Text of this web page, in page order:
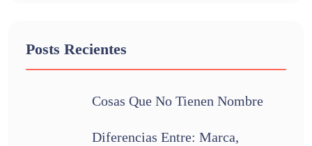
Posts Recientes
Cosas Que No Tienen Nombre
Diferencias Entre: Marca,